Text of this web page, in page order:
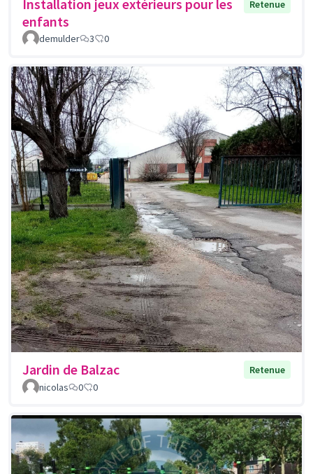
Installation jeux extérieurs pour les
enfants
Retenue
demulder 3 0
Jardin de Balzac
Retenue
nicolas
0 0